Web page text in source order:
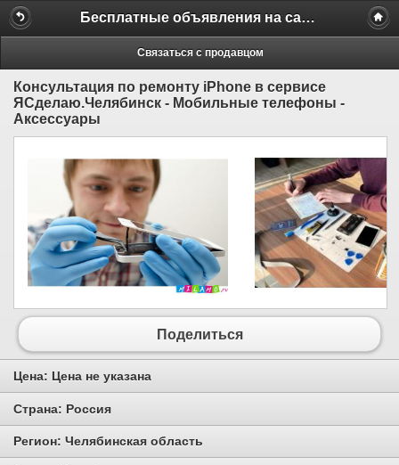
Бесплатные объявления на сайте MILAMO.ru
Связаться с продавцом
Консультация по ремонту iPhone в сервисе
ЯСделаю.Челябинск - Мобильные телефоны -
Аксессуары
Поделиться
Цена: Цена не указана
Страна: Россия
Регион: Челябинская область